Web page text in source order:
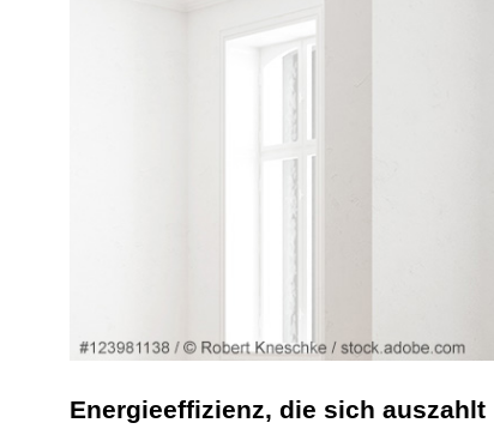
Energieeffizienz, die sich auszahlt